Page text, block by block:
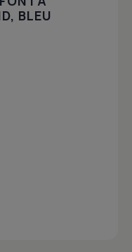
BLEU